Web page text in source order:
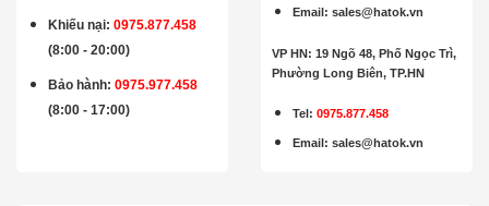
Khiếu nại: 0975.877.458
(8:00 - 20:00)
Bảo hành:0975.977.458
(8:00 - 17:00)
Email :sales@hatok.vn
VP HN: 19 Ngõ 48, Phố Ngọc Trì,
Phường Long Biên, TP.HN
Tel: 0975.877.458
Email:sales@hatok.vn